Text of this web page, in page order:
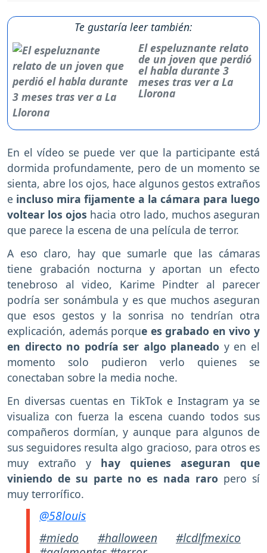
Te gustaría leer también:
El espeluznante relato
de un joven que perdió
el habla durante 3
meses tras ver a La
Llorona
En el vídeo se puede ver que la participante está
dormida profundamente, pero de un momento se
sienta, abre los ojos, hace algunos gestos extraños
e incluso mira fijamente a la cámara para luego
voltear los ojos hacia otro lado, muchos aseguran
que parece la escena de una película de terror.
A eso claro, hay que sumarle que las cámaras
tiene grabación nocturna y aportan un efecto
tenebroso al video, Karime Pindter al parecer
podría ser sonámbula y es que muchos aseguran
que esos gestos y la sonrisa no tendrían otra
explicación, además porque es grabado en vivo y
en directo no podría ser algo planeado y en el
momento solo pudieron verlo quienes se
conectaban sobre la media noche.
En diversas cuentas en TikTok e Instagram ya se
visualiza con fuerza la escena cuando todos sus
compañeros dormían, y aunque para algunos de
sus seguidores resulta algo gracioso, para otros es
muy extraño y hay quienes aseguran que
viniendo de su parte no es nada raro pero sí
muy terrorífico.
@58louis
#miedo
#halloween
#lcdlfmexico